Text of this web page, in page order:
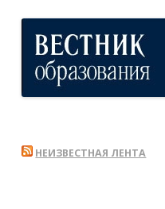
НЕИЗВЕСТНАЯ ЛЕНТА